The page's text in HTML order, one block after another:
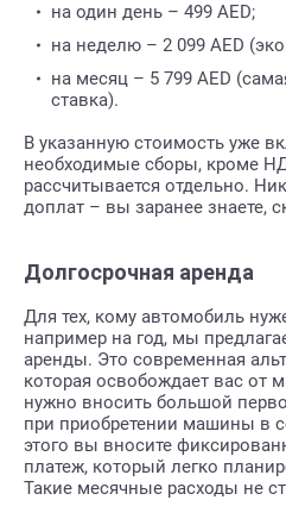
на один день – 499 AED;
на неделю – 2 099 AED
на месяц – 5 799 AED
ставка).
В указанную стоимость уже
необходимые сборы, кроме
рассчитывается отдельно.
доплат – вы заранее знаете,
Долгосрочная аренда
Для тех, кому автомобиль
например на год, мы
аренды. Это современная
которая освобождает вас от
нужно вносить большой
при приобретении машины в
этого вы вносите
платеж, который легко
Такие месячные расходы не